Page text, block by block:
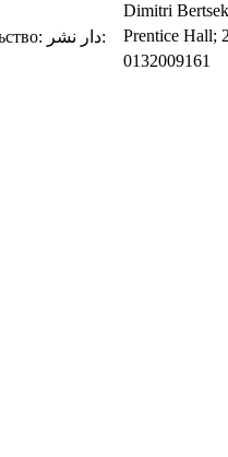
Dimitri
دار نشر:
Prentice Hall;
0132009161